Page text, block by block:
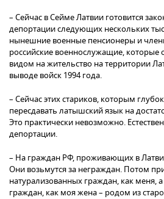
– Сейчас в Сейме Латвии готовится
депортации следующих нескольких
нынешние военные пенсионеры и
российские военнослужащие, которые
видом на жительство на территории
выводе войск 1994 года.
– Сейчас этих стариков, которым
пересдавать латышский язык на
Это практически невозможно.
депортации.
– На граждан РФ, проживающих в
Они возьмутся за неграждан. Потом
натурализованных граждан, как меня,
граждан, как моя жена – родом из